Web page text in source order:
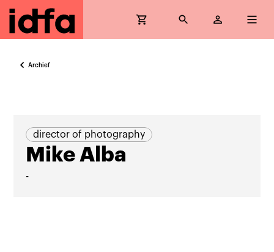
Archief
director of photography
Mike Alba
-